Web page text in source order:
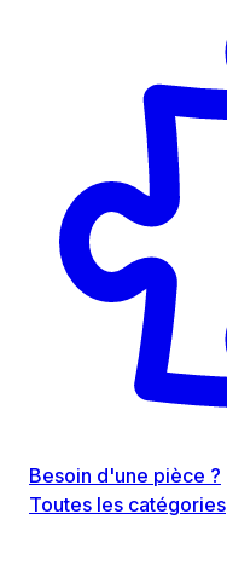
Besoin d'une pièce ?
Toutes les catégories